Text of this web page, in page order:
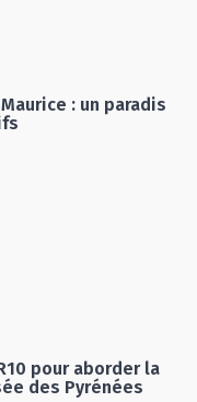
: un paradis
pour aborder la
des Pyrénées